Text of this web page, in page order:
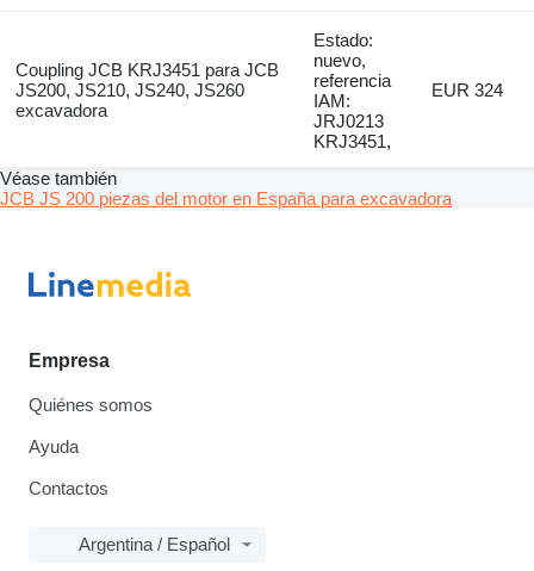
Coupling JCB KRJ3451 para JCB
JS200, JS210, JS240, JS260
excavadora
Estado:
nuevo,
referencia
IAM:
JRJ0213
KRJ3451,
EUR 324
Véase también
JCB JS 200 piezas del motor en España para excavadora
Empresa
Quiénes somos
Ayuda
Contactos
Argentina / Español